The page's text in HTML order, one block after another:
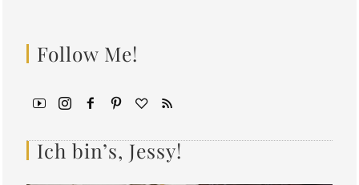
Follow Me!
Ich bin’s, Jessy!